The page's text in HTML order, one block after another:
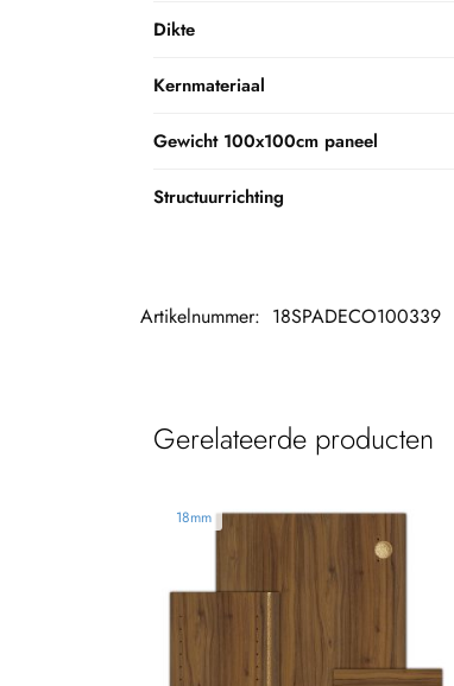
Dikte
Kernmateriaal
Gewicht 100x100cm paneel
Structuurrichting
Artikelnummer: 18SPADECO100339
Gerelateerde producten
18mm